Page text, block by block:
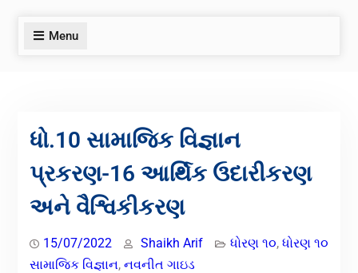
Menu
ધો.10 સામાજિક વિજ્ઞાન
પ્રકરણ-16 આર્થિક ઉદારીકરણ
અને વૈશ્વિકીકરણ
15/07/2022 Shaikh Arif ધોરણ ૧૦, ધોરણ ૧૦
સામાજિક વિજ્ઞાન, નવનીત ગાઇડ